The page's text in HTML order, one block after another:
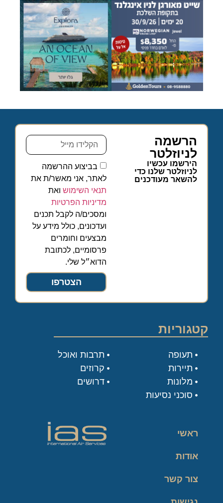
הרשמה
לניוזלטר
הירשמו עכשיו
לניוזלטר שלנו כדי
להשאר מעודכנים
בביצוע ההרשמה
לאתר, אני מאשר/ת את
תנאי השימוש ואת
מדיניות הפרטיות
ומסכים/ה לקבל תכנים
ועדכונים, כולל מידע על
מבצעים וחומרים
פרסומיים, לכתובת
הדוא״ל שלי.
הצטרפו
קטגוריות
תעופה
תיירות
מלונות
סוכני נסיעות
תרבות ואוכל
קרוזים
דרושים
ראשי
אודות
צור קשר